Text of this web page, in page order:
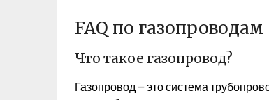
FAQ по газопроводам
Что такое газопровод?
Газопровод ౼ это система